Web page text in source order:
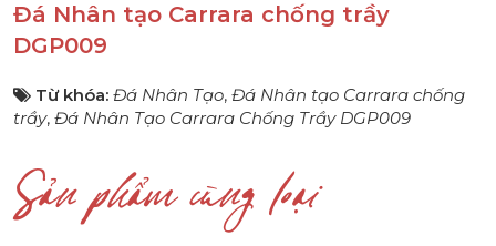
Đá Nhân tạo Carrara chống trầy
DGP009
Từ khóa: Đá Nhân Tạo, Đá Nhân tạo Carrara chống
trầy, Đá Nhân Tạo Carrara Chống Trầy DGP009
Sản phẩm cùng loại